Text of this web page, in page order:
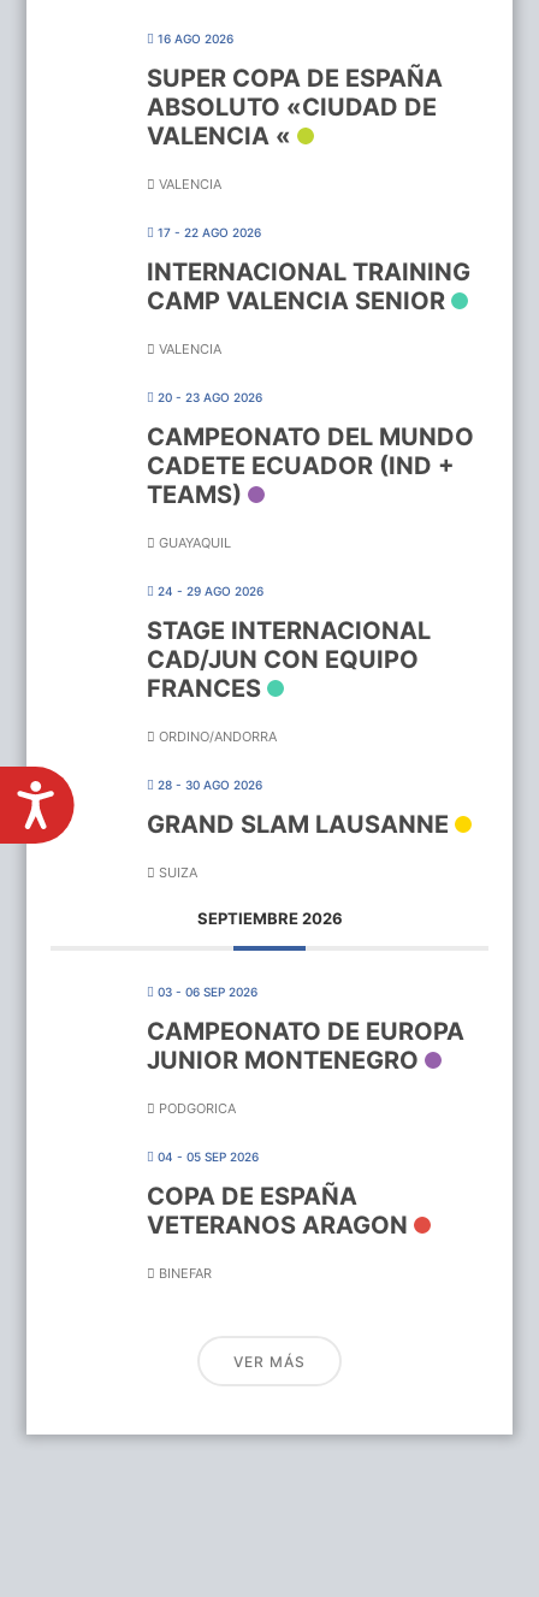
ACCESIBILIDAD
16 AGO 2026
SUPER COPA DE ESPAÑA
ABSOLUTO «CIUDAD DE
VALENCIA «
VALENCIA
17 - 22 AGO 2026
INTERNACIONAL TRAINING
CAMP VALENCIA SENIOR
VALENCIA
20 - 23 AGO 2026
CAMPEONATO DEL MUNDO
CADETE ECUADOR (IND +
TEAMS)
GUAYAQUIL
24 - 29 AGO 2026
STAGE INTERNACIONAL
CAD/JUN CON EQUIPO
FRANCES
ORDINO/ANDORRA
28 - 30 AGO 2026
GRAND SLAM LAUSANNE
SUIZA
SEPTIEMBRE 2026
03 - 06 SEP 2026
CAMPEONATO DE EUROPA
JUNIOR MONTENEGRO
PODGORICA
04 - 05 SEP 2026
COPA DE ESPAÑA
VETERANOS ARAGON
BINEFAR
VER MÁS